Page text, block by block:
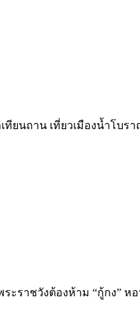
ยนถาน เที่ยวเมืองน้ำโบ
ะราชวังต้องห้าม “กู้กง” ห